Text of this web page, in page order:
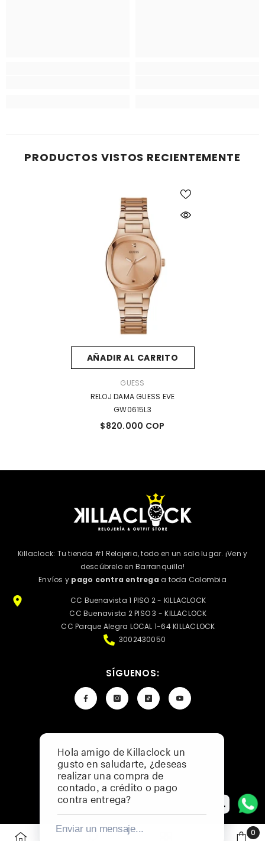
PRODUCTOS VISTOS RECIENTEMENTE
AÑADIR AL CARRITO
GUESS
RELOJ DAMA GUESS EVE
GW0615L3
$820.000 COP
Killaclock: Tu tienda #1 Relojeria, todo en un solo lugar. ¡Ven y
descúbrelo en Barranquilla!
Envíos y pago contra entrega a toda Colombia
CC Buenavista 1 PISO 2 - KILLACLOCK
CC Buenavista 2 PISO 3 - KILLACLOCK
CC Parque Alegra LOCAL 1-64 KILLACLOCK
3002430050
SÍGUENOS:
Política De Privacidad
Preguntas Frecuentes
Catálogo De Menor A Mayor
0
👨‍💻
Hola amigo de Killaclock un
gusto en saludarte, ¿deseas
realizar una compra de
contado, a crédito o pago
contra entrega?
Enviar un mensaje...